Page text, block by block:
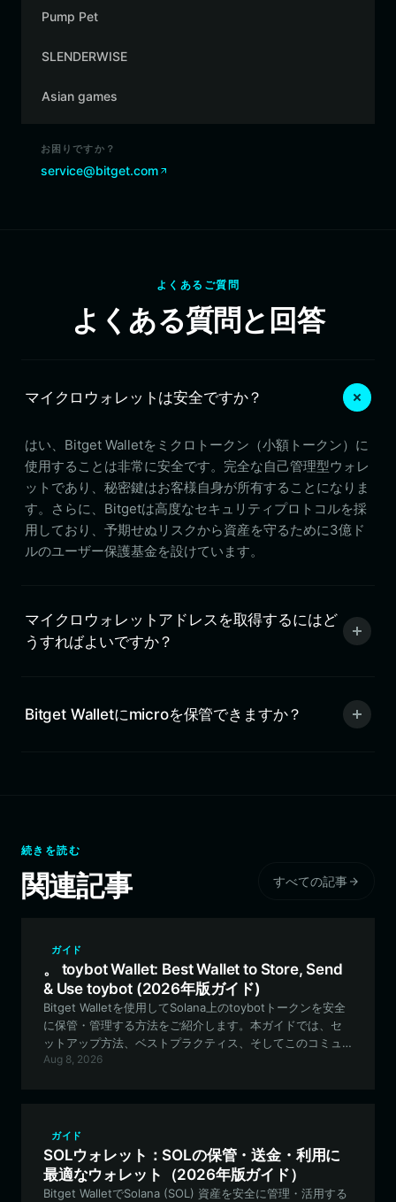
Pump Pet
SLENDERWISE
Asian games
お困りですか？
service@bitget.com
よくあるご質問
よくある質問と回答
マイクロウォレットは安全ですか？
はい、Bitget Walletをミクロトークン（小額トークン）に
使用することは非常に安全です。完全な自己管理型ウォレ
ットであり、秘密鍵はお客様自身が所有することになりま
す。さらに、Bitgetは高度なセキュリティプロトコルを採
用しており、予期せぬリスクから資産を守るために3億ド
ルのユーザー保護基金を設けています。
マイクロウォレットアドレスを取得するにはど
うすればよいですか？
Bitget Walletにmicroを保管できますか？
続きを読む
関連記事 すべての記事
ガイド
。 toybot Wallet: Best Wallet to Store, Send
& Use toybot (2026年版ガイド)
Bitget Walletを使用してSolana上のtoybotトークンを安全
に保管・管理する方法をご紹介します。本ガイドでは、セ
ットアップ方法、ベストプラクティス、そしてこのコミュ
ニティ主導のミームプロジェクトでの体験を最大限に活用
Aug 8, 2026
ガイド
SOLウォレット：SOLの保管・送金・利用に
最適なウォレット（2026年版ガイド）
Bitget WalletでSolana (SOL) 資産を安全に管理・活用する